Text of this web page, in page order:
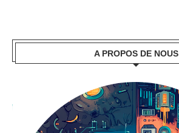
A PROPOS DE NOUS